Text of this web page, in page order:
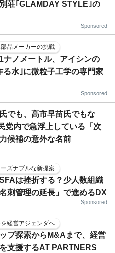
荘｢GLAMDAY STYLE｣の
Sponsored
品メーカーの挑戦
ナノメートル、アイシンの
る水｣に微粒子工学の専門家
Sponsored
でも、高市早苗氏でもな
党内で急浮上している「次
候補の意外な名前
ズナブルな新提案
は挫折する？少人数組織
刺管理の延長」で進めるDX
Sponsored
経営アジェンダへ
プ探索からM&Aまで、経営
支援するAT PARTNERS